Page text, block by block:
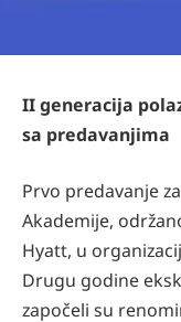
II generacija
sa predavanjima
Prvo predavanje
Akademije,
Hyatt, u
Drugu godine
započeli su